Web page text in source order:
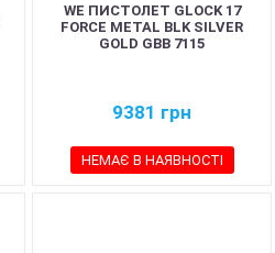
WE ПИСТОЛЕТ GLOCK 17
FORCE METAL BLK SILVER
GOLD GBB 7115
9381 грн
НЕМАЄ В НАЯВНОСТІ